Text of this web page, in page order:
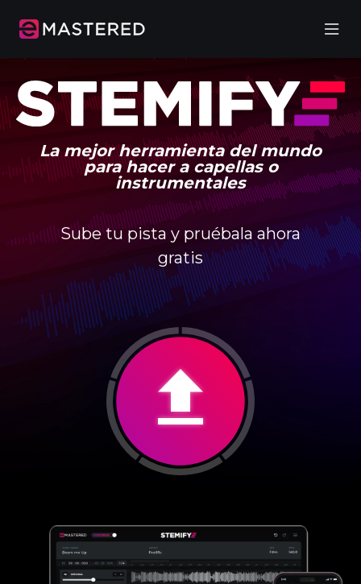
La mejor herramienta del mundo
para hacer a capellas o
instrumentales
Sube tu pista y pruébala ahora
gratis